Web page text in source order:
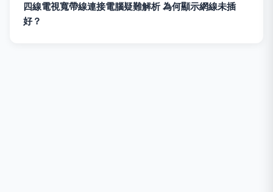
四線電視寬帶線連接電腦疑難解析 為何顯示網線未插
好？